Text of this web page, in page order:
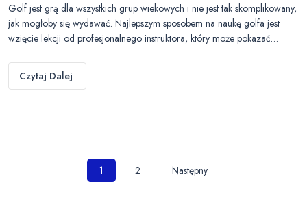
Golf jest grą dla wszystkich grup wiekowych i nie jest tak skomplikowany,
jak mogłoby się wydawać. Najlepszym sposobem na naukę golfa jest
wzięcie lekcji od profesjonalnego instruktora, który może pokazać…
Czytaj Dalej
Nawigacja
1 2 Następny